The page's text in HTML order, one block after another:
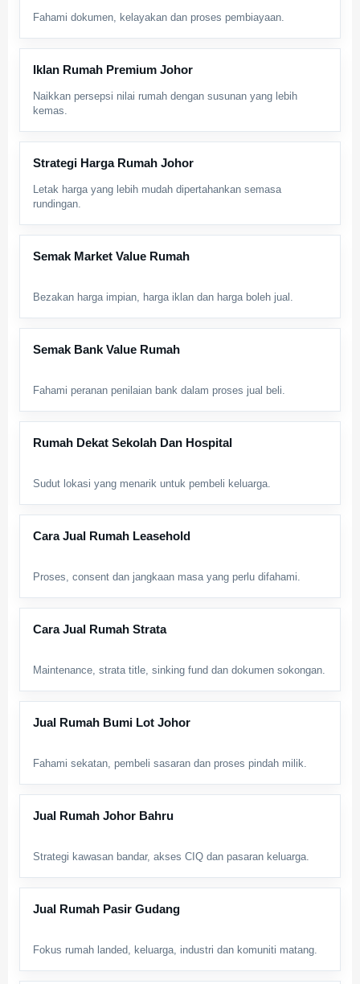
Fahami dokumen, kelayakan dan proses pembiayaan.
Iklan Rumah Premium Johor
Naikkan persepsi nilai rumah dengan susunan yang lebih
kemas.
Strategi Harga Rumah Johor
Letak harga yang lebih mudah dipertahankan semasa
rundingan.
Semak Market Value Rumah
Bezakan harga impian, harga iklan dan harga boleh jual.
Semak Bank Value Rumah
Fahami peranan penilaian bank dalam proses jual beli.
Rumah Dekat Sekolah Dan Hospital
Sudut lokasi yang menarik untuk pembeli keluarga.
Cara Jual Rumah Leasehold
Proses, consent dan jangkaan masa yang perlu difahami.
Cara Jual Rumah Strata
Maintenance, strata title, sinking fund dan dokumen sokongan.
Jual Rumah Bumi Lot Johor
Fahami sekatan, pembeli sasaran dan proses pindah milik.
Jual Rumah Johor Bahru
Strategi kawasan bandar, akses CIQ dan pasaran keluarga.
Jual Rumah Pasir Gudang
Fokus rumah landed, keluarga, industri dan komuniti matang.